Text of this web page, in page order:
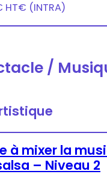
HT€ (INTRA)
/
à mixer la
– Niveau 2